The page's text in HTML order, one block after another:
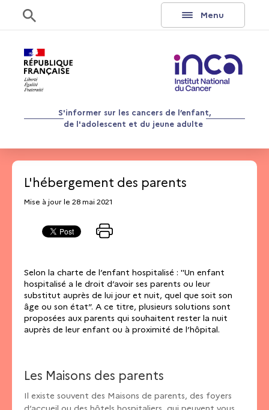
S'informer sur les cancers de l’enfant,
de l'adolescent et du jeune adulte
Menu
L'hébergement des parents
Mise à jour le 28 mai 2021
Selon la charte de l’enfant hospitalisé : "Un enfant
hospitalisé a le droit d’avoir ses parents ou leur
substitut auprès de lui jour et nuit, quel que soit son
âge ou son état”. A ce titre, plusieurs solutions sont
proposées aux parents qui souhaitent rester la nuit
auprès de leur enfant ou à proximité de l’hôpital.
Les Maisons des parents
Il existe souvent des Maisons de parents, des foyers